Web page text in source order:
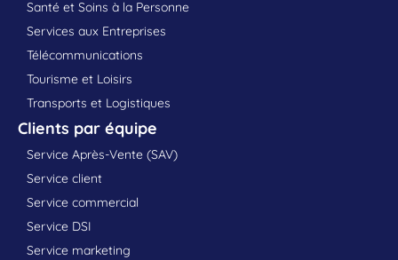
Santé et Soins à la Personne
Services aux Entreprises
Télécommunications
Tourisme et Loisirs
Transports et Logistiques
Clients par équipe
Service Après-Vente (SAV)
Service client
Service commercial
Service DSI
Service marketing